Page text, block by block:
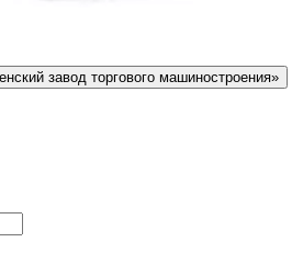
завод торгового машиностроения»